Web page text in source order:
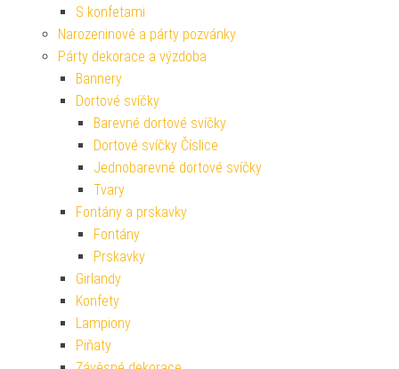
S konfetami
Narozeninové a párty pozvánky
Párty dekorace a výzdoba
Bannery
Dortové svíčky
Barevné dortové svíčky
Dortové svíčky Číslice
Jednobarevné dortové svíčky
Tvary
Fontány a prskavky
Fontány
Prskavky
Girlandy
Konfety
Lampiony
Piňaty